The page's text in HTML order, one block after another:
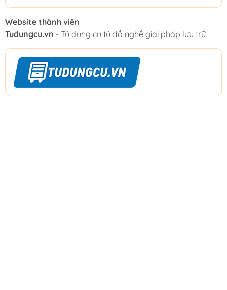
Website thành viên
Tudungcu.vn - Tủ dụng cụ tủ đồ nghề giải pháp lưu trữ